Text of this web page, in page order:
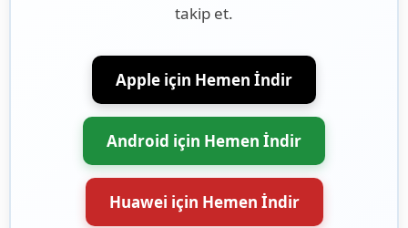
takip et.
Apple için Hemen İndir
Android için Hemen İndir
Huawei için Hemen İndir